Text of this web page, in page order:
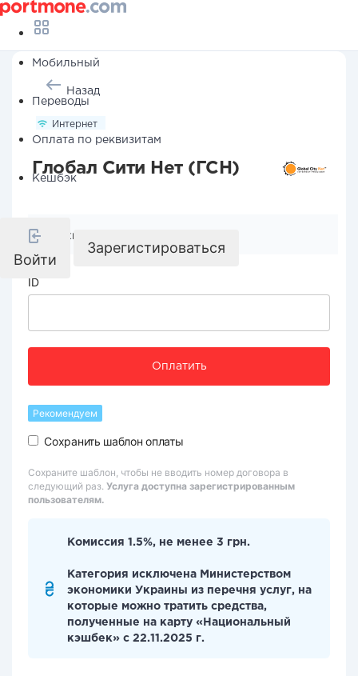
Мобильный
Переводы
Оплата по реквизитам
Кешбэк
Войти
Зарегистироваться
Назад
Интернет
Глобал Сити Нет (ГСН)
Реквизиты компании
ID
Оплатить
Рекомендуем
Сохранить шаблон оплаты
Сохраните шаблон, чтобы не вводить номер договора в
следующий раз. Услуга доступна зарегистрированным
пользователям.
Комиссия 1.5%, не менее 3 грн.
Категория исключена Министерством
экономики Украины из перечня услуг, на
которые можно тратить средства,
полученные на карту «Национальный
кэшбек» с 22.11.2025 г.